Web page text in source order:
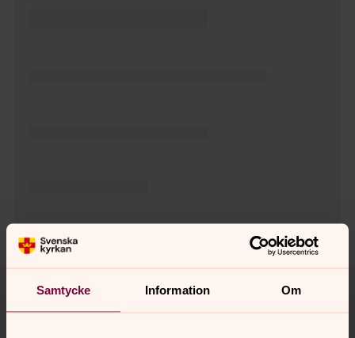
Samtycke Information Om
Tillbaka till toppen
Tillbaka till innehållet